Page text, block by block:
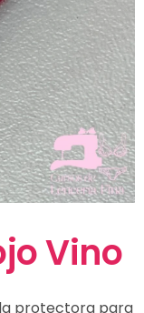
Vino
protectora para